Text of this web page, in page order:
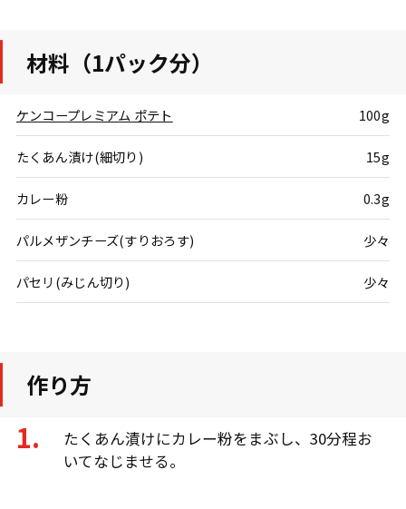
材料（1パック分）
ケンコープレミアム ポテト 100g
たくあん漬け(細切り) 15g
カレー粉 0.3g
パルメザンチーズ(すりおろす) 少々
パセリ(みじん切り) 少々
作り方
たくあん漬けにカレー粉をまぶし、30分程お
いてなじませる。